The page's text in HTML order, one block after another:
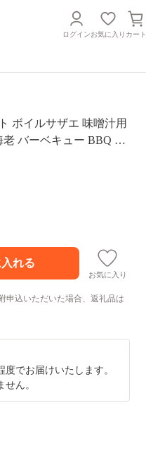
ログインお気に入り カート
ボイルサザエ 味噌汁用
バーベキュー BBQ え
お気に入り
申込いただいた場合、返礼品は
でお届けいたします。
ん。